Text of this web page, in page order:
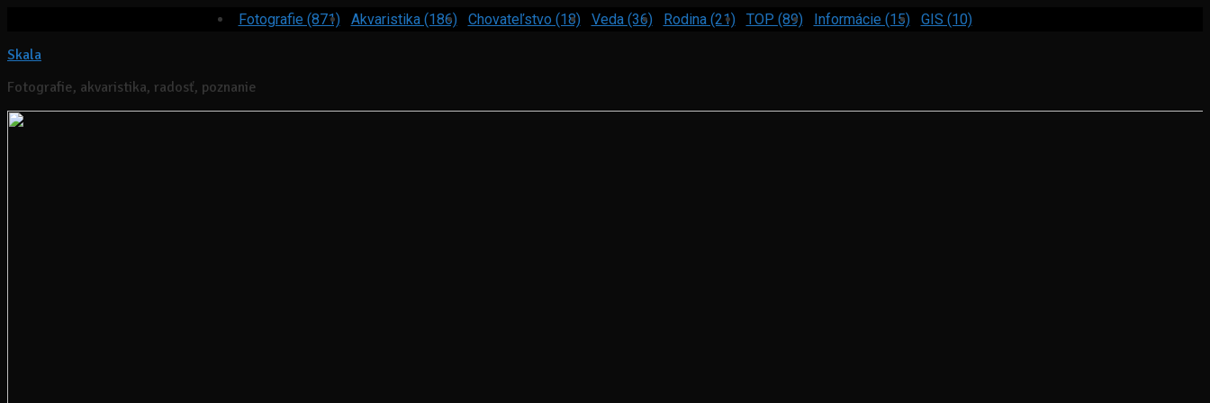
Fotografie (871) Akvaristika (186) Chovateľstvo (18) Veda (36) Rodina (21) TOP (89) Informácie (15) GIS (10)
Skala
Fotografie, akvaristika, radosť, poznanie